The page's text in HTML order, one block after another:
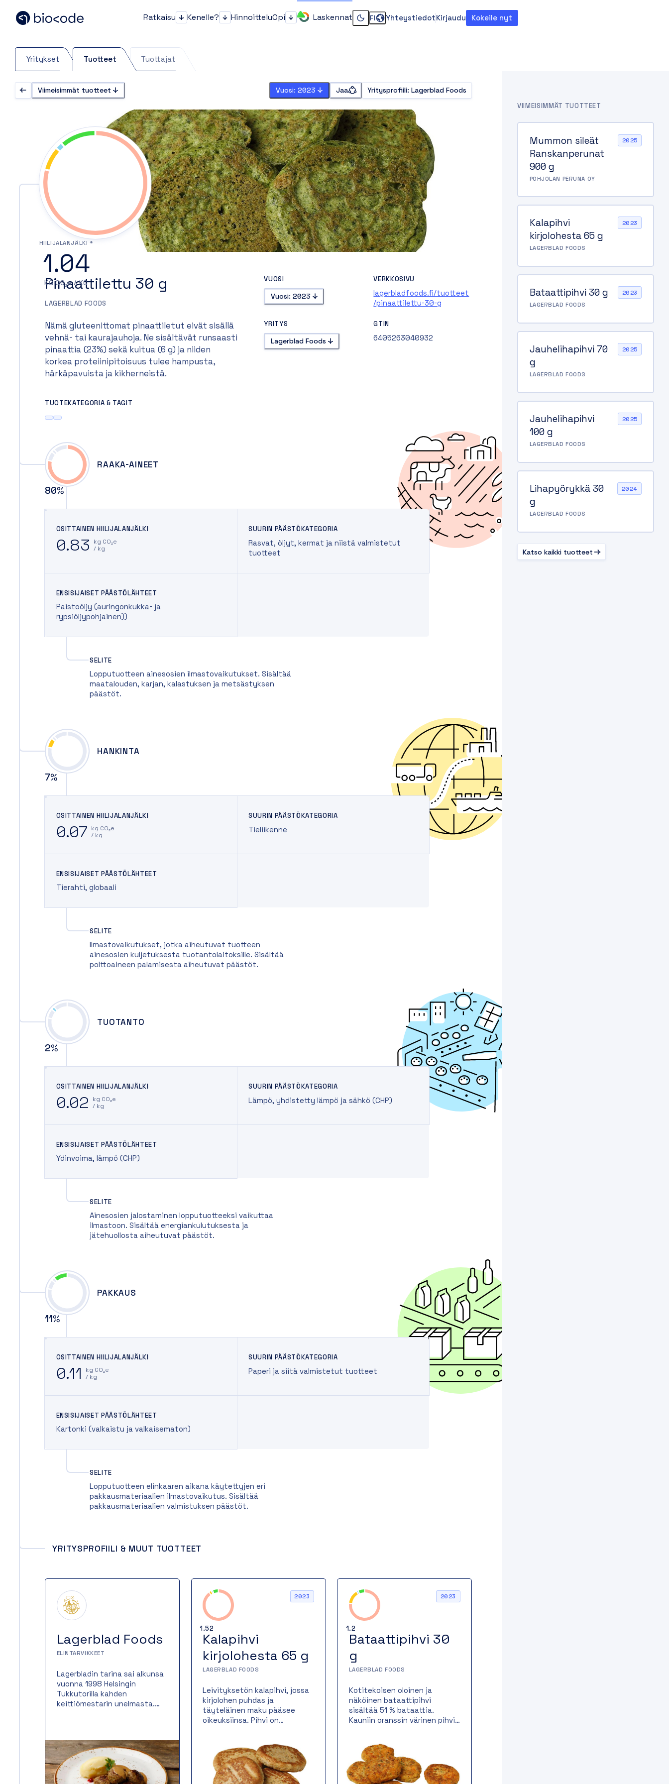
Ratkaisu Ratkaisu
Kenelle? Kenelle?
HinnoitteluOpi Opi Laskennat
Vaihda dark tai light teema
FI YhteystiedotKirjaudu Kokeile nyt
Yritykset Tuotteet Tuottajat
Viimeisimmät tuotteet Vuosi: 2023 Jaa Yritysprofiili: Lagerblad Foods
HIILIJALANJÄLKI *
1.04
KG CO₂e / KG
Pinaattilettu 30 g
LAGERBLAD FOODS
Nämä gluteenittomat pinaattiletut eivät sisällä
vehnä- tai kaurajauhoja. Ne sisältävät runsaasti
pinaattia (23%) sekä kuitua (6 g) ja niiden
korkea proteiinipitoisuus tulee hampusta,
härkäpavuista ja kikherneistä.
VUOSI
Vuosi: 2023
VERKKOSIVU
lagerbladfoods.fi/tuotteet
/pinaattilettu-30-g
YRITYS
Lagerblad Foods
GTIN
6405263040932
TUOTEKATEGORIA & TAGIT
80%
RAAKA-AINEET
OSITTAINEN HIILIJALANJÄLKI
0.83
kg CO₂e
/ kg
SUURIN PÄÄSTÖKATEGORIA
Rasvat, öljyt, kermat ja niistä valmistetut
tuotteet
ENSISIJAISET PÄÄSTÖLÄHTEET
Paistoöljy (auringonkukka- ja
rypsiöljypohjainen))
SELITE
Lopputuotteen ainesosien ilmastovaikutukset. Sisältää
maatalouden, karjan, kalastuksen ja metsästyksen
päästöt.
7%
HANKINTA
OSITTAINEN HIILIJALANJÄLKI
0.07 kg CO₂e
/ kg
SUURIN PÄÄSTÖKATEGORIA
Tieliikenne
ENSISIJAISET PÄÄSTÖLÄHTEET
Tierahti, globaali
SELITE
Ilmastovaikutukset, jotka aiheutuvat tuotteen
ainesosien kuljetuksesta tuotantolaitoksille. Sisältää
polttoaineen palamisesta aiheutuvat päästöt.
2%
TUOTANTO
OSITTAINEN HIILIJALANJÄLKI
0.02
kg CO₂e
/ kg
SUURIN PÄÄSTÖKATEGORIA
Lämpö, yhdistetty lämpö ja sähkö (CHP)
ENSISIJAISET PÄÄSTÖLÄHTEET
Ydinvoima, lämpö (CHP)
SELITE
Ainesosien jalostaminen lopputuotteeksi vaikuttaa
ilmastoon. Sisältää energiankulutuksesta ja
jätehuollosta aiheutuvat päästöt.
11%
PAKKAUS
OSITTAINEN HIILIJALANJÄLKI
0.11
kg CO₂e
/ kg
SUURIN PÄÄSTÖKATEGORIA
Paperi ja siitä valmistetut tuotteet
ENSISIJAISET PÄÄSTÖLÄHTEET
Kartonki (valkaistu ja valkaisematon)
SELITE
Lopputuotteen elinkaaren aikana käytettyjen eri
pakkausmateriaalien ilmastovaikutus. Sisältää
pakkausmateriaalien valmistuksen päästöt.
YRITYSPROFIILI & MUUT TUOTTEET
Lagerblad Foods
ELINTARVIKKEET
Lagerbladin tarina sai alkunsa
vuonna 1998 Helsingin
Tukkutorilla kahden
keittiömestarin unelmasta.
suussa sulavaa ruokaa
hotellien ja ravintoloiden
vaativiin tarpeisiin. Aluksi oli
vain kahden keittiömestarin
1.52
2023
Kalapihvi
kirjolohesta 65 g
LAGERBLAD FOODS
Leivityksetön kalapihvi, jossa
kirjolohen puhdas ja
täyteläinen maku pääsee
oikeuksiinsa. Pihvi on
kullankeltaisen paistopinnan
ja mehevän rakenteen.
Monipuolinen kalapihvi sopii
erinomaisesti niin
1.2
2023
Bataattipihvi 30
g
LAGERBLAD FOODS
Kotitekoisen oloinen ja
näköinen bataattipihvi
sisältää 51 % bataattia.
Kauniin oranssin värinen pihvi
kalaruoan lisukkeena.
Bataattipihvi paistetaan
valurautapannulla, jossa se
saa rapean ja herkullisen
VIIMEISIMMÄT TUOTTEET
2025
Mummon sileät
Ranskanperunat
900 g
POHJOLAN PERUNA OY
2023
Kalapihvi
kirjolohesta 65 g
LAGERBLAD FOODS
2023
Bataattipihvi 30 g
LAGERBLAD FOODS
2025
Jauhelihapihvi 70
g
LAGERBLAD FOODS
2025
Jauhelihapihvi
100 g
LAGERBLAD FOODS
2024
Lihapyörykkä 30
g
LAGERBLAD FOODS
Katso kaikki tuotteet